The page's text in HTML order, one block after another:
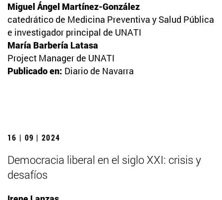
Miguel Ángel Martínez-González
catedrático de Medicina Preventiva y Salud Pública
e investigador principal de UNATI
María Barbería Latasa
Project Manager de UNATI
Publicado en: Diario de Navarra
16 | 09 | 2024
Democracia liberal en el siglo XXI: crisis y
desafíos